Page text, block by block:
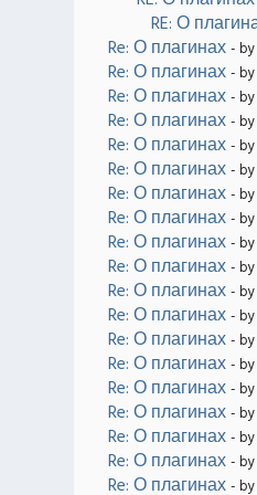
RE: О
Re: О плагинах - by
Re: О плагинах - by
Re: О плагинах - by
Re: О плагинах - by
Re: О плагинах - by
Re: О плагинах - by
Re: О плагинах - by
Re: О плагинах - by
Re: О плагинах - by
Re: О плагинах - by
Re: О плагинах - by
Re: О плагинах - by
Re: О плагинах - by
Re: О плагинах - by
Re: О плагинах - by
Re: О плагинах - by
Re: О плагинах - by
Re: О плагинах - by
Re: О плагинах - by